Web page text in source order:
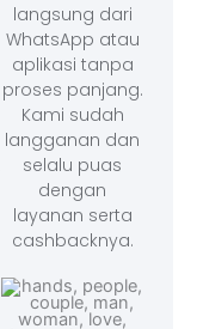
langsung dari
WhatsApp atau
aplikasi tanpa
proses panjang.
Kami sudah
langganan dan
selalu puas
dengan
layanan serta
cashbacknya.